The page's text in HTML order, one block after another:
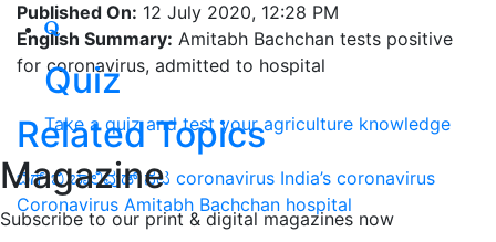
Quiz
Take a quiz and test your agriculture knowledge
Magazine
Subscribe to our print & digital magazines now
Published On: 12 July 2020, 12:28 PM
English Summary: Amitabh Bachchan tests positive
for coronavirus, admitted to hospital
Related Topics
ಬಿಗ್ ಬಿ ಬಾಲಿವುಡ್ ನಟ coronavirus India’s coronavirus
Coronavirus Amitabh Bachchan hospital